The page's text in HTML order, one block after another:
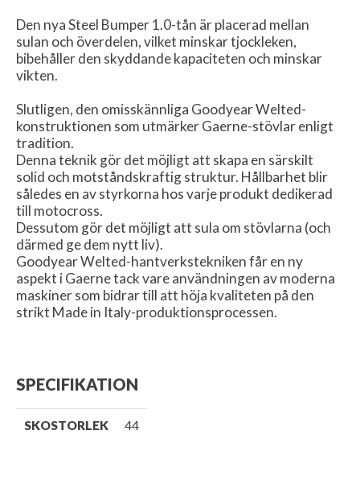
Den nya Steel Bumper 1.0-tån är placerad mellan
sulan och överdelen, vilket minskar tjockleken,
bibehåller den skyddande kapaciteten och minskar
vikten.
Slutligen, den omisskännliga Goodyear Welted-
konstruktionen som utmärker Gaerne-stövlar enligt
tradition.
Denna teknik gör det möjligt att skapa en särskilt
solid och motståndskraftig struktur. Hållbarhet blir
således en av styrkorna hos varje produkt dedikerad
till motocross.
Dessutom gör det möjligt att sula om stövlarna (och
därmed ge dem nytt liv).
Goodyear Welted-hantverkstekniken får en ny
aspekt i Gaerne tack vare användningen av moderna
maskiner som bidrar till att höja kvaliteten på den
strikt Made in Italy-produktionsprocessen.
SPECIFIKATION
SKOSTORLEK 44